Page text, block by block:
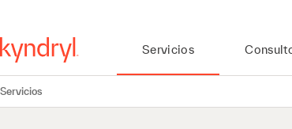
Servicios
Servicios